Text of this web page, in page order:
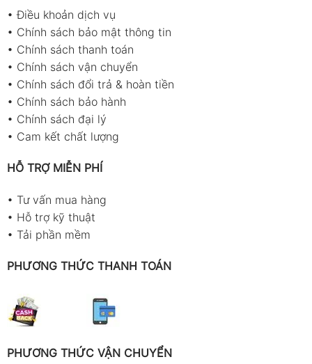
•Điều khoản dịch vụ
• Chính sách bảo mật thông tin
• Chính sách thanh toán
• Chính sách vận chuyển
• Chính sách đổi trả & hoàn tiền
• Chính sách bảo hành
• Chính sách đại lý
• Cam kết chất lượng
HỖ TRỢ MIỄN PHÍ
• Tư vấn mua hàng
• Hỗ trợ kỹ thuật
• Tải phần mềm
PHƯƠNG THỨC THANH TOÁN
PHƯƠNG THỨC VẬN CHUYỂN